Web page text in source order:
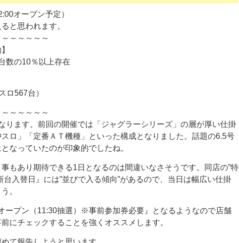
オープン予定）
と思われます。
～～～～～
の10％以上存在
ロ567台）
～～～～～
ります。前回の開催では「ジャグラーシリーズ」の層が厚い仕掛
ロ」「定番ＡＴ機種」といった構成となりました。話題の6.5号
なっていたのが印象的でしたね。
事もあり期待できる1日となるのは間違いなさそうです。同店の”特
台入替日』には”並びで入る傾向”があるので、当日は幅広い仕掛
。
ープン（11:30抽選）※事前参加券必要』となるようなので店舗
にチェックすることを強くオススメします。